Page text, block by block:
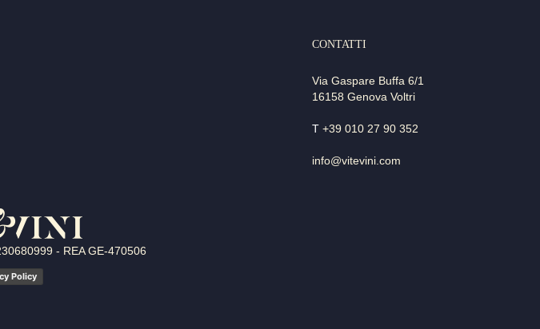
CONTATTI
Via Gaspare Buffa 6/1
16158 Genova Voltri
T +39 010 27 90 352
info@vitevini.com
- REA GE-470506
Policy